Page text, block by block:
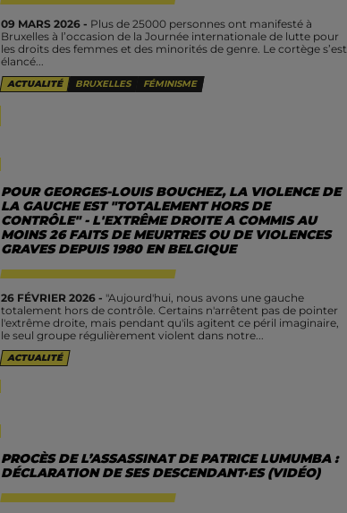
09 MARS 2026 - Plus de 25000 personnes ont manifesté à
Bruxelles à l’occasion de la Journée internationale de lutte pour
les droits des femmes et des minorités de genre. Le cortège s’est
élancé...
ACTUALITÉ BRUXELLES FÉMINISME
POUR GEORGES-LOUIS BOUCHEZ, LA VIOLENCE DE
LA GAUCHE EST "TOTALEMENT HORS DE
CONTRÔLE" - L'EXTRÊME DROITE A COMMIS AU
MOINS 26 FAITS DE MEURTRES OU DE VIOLENCES
GRAVES DEPUIS 1980 EN BELGIQUE
26 FÉVRIER 2026 - "Aujourd'hui, nous avons une gauche
totalement hors de contrôle. Certains n'arrêtent pas de pointer
l'extrême droite, mais pendant qu'ils agitent ce péril imaginaire,
le seul groupe régulièrement violent dans notre...
ACTUALITÉ
PROCÈS DE L’ASSASSINAT DE PATRICE LUMUMBA :
DÉCLARATION DE SES DESCENDANT·ES (VIDÉO)